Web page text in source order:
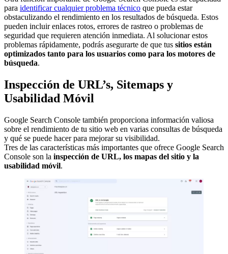
para identificar cualquier problema técnico que pueda estar
obstaculizando el rendimiento en los resultados de búsqueda. Estos
pueden incluir enlaces rotos, errores de rastreo o problemas de
seguridad que requieren atención inmediata. Al solucionar estos
problemas rápidamente, podrás asegurarte de que tus sitios están
optimizados tanto para los usuarios como para los motores de
búsqueda.
Inspección de URL’s, Sitemaps y
Usabilidad Móvil
Google Search Console también proporciona información valiosa
sobre el rendimiento de tu sitio web en varias consultas de búsqueda
y qué se puede hacer para mejorar su visibilidad.
Tres de las características más importantes que ofrece Google Search
Console son la inspección de URL, los mapas del sitio y la
usabilidad móvil.